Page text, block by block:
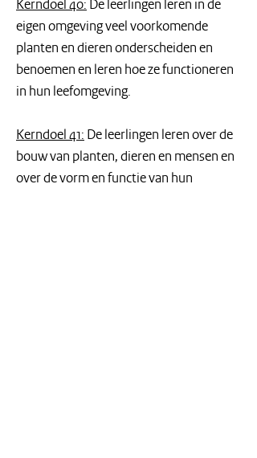
Kerndoel 40: De leerlingen leren in de
eigen omgeving veel voorkomende
planten en dieren onderscheiden en
benoemen en leren hoe ze functioneren
in hun leefomgeving.
Kerndoel 41: De leerlingen leren over de
bouw van planten, dieren en mensen en
over de vorm en functie van hun